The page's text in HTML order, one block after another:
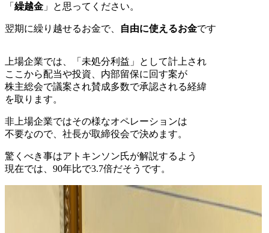
「 繰越金 」と思ってください。
翌期に繰り越せるお金で、 自由に使えるお金です
上場企業では、「未処分利益」として計上され
ここから配当や投資、内部留保に回す案が
株主総会で議案され賛成多数で承認される経緯
を取ります。
非上場企業ではその様なオペレーションは
不要なので、社長が取締役会で決めます。
驚くべき事はアトキンソン氏が解説するよう
現在では、90年比で3.7倍だそうです。